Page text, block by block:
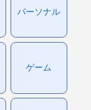
パーソナル
ゲーム